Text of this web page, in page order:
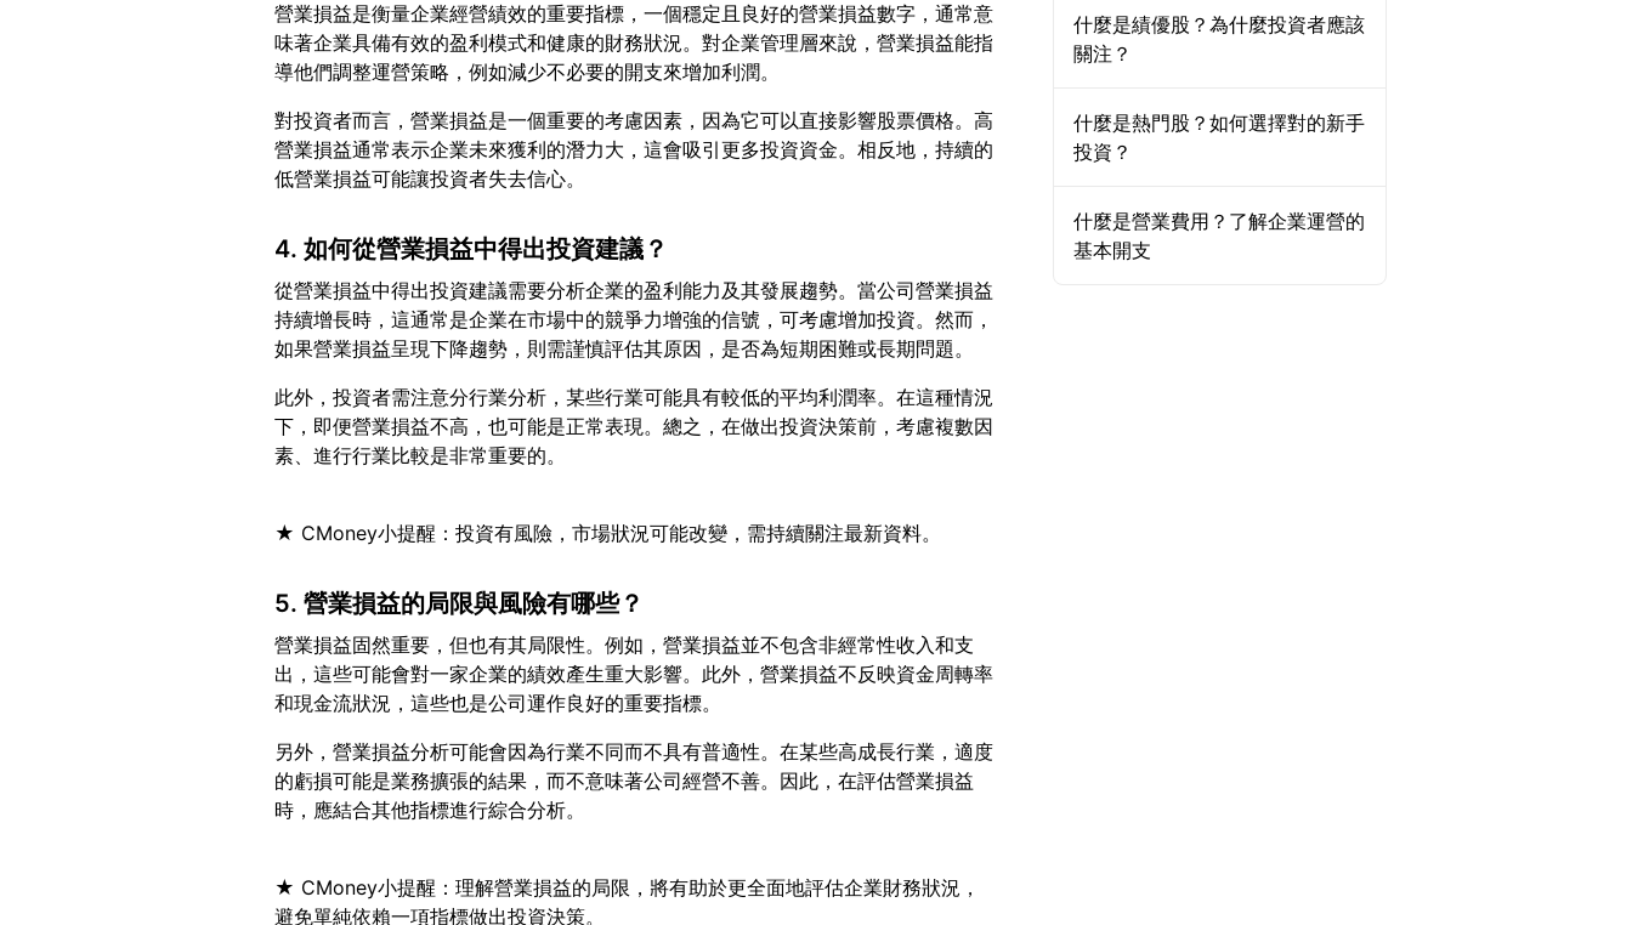
營業損益是衡量企業經營績效的重要指標，一個穩定且良好的營業損益數字，通常意
味著企業具備有效的盈利模式和健康的財務狀況。對企業管理層來說，營業損益能指
對投資者而言，營業損益是一個重要的考慮因素，因為它可以直接影響股票價格。高
營業損益通常表示企業未來獲利的潛力大，這會吸引更多投資資金。相反地，持續的
4. 如何從營業損益中得出投資建議？
從營業損益中得出投資建議需要分析企業的盈利能力及其發展趨勢。當公司營業損益
持續增長時，這通常是企業在市場中的競爭力增強的信號，可考慮增加投資。然而，
此外，投資者需注意分行業分析，某些行業可能具有較低的平均利潤率。在這種情況
下，即便營業損益不高，也可能是正常表現。總之，在做出投資決策前，考慮複數因
5. 營業損益的局限與風險有哪些？
營業損益固然重要，但也有其局限性。例如，營業損益並不包含非經常性收入和支
出，這些可能會對一家企業的績效產生重大影響。此外，營業損益不反映資金周轉率
另外，營業損益分析可能會因為行業不同而不具有普適性。在某些高成長行業，適度
的虧損可能是業務擴張的結果，而不意味著公司經營不善。因此，在評估營業損益
★ CMoney小提醒：理解營業損益的局限，將有助於更全面地評估企業財務狀況，
什麼是績優股？為什麼投資者應該
關注？
什麼是熱門股？如何選擇對的新手
投資？
什麼是營業費用？了解企業運營的
基本開支